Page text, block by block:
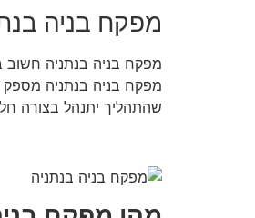
מפקח בניה
מפקח בניה בנתניה חשוב
מפקח בניה בנתניה מספק
שהתהליך יתנהל בצורה